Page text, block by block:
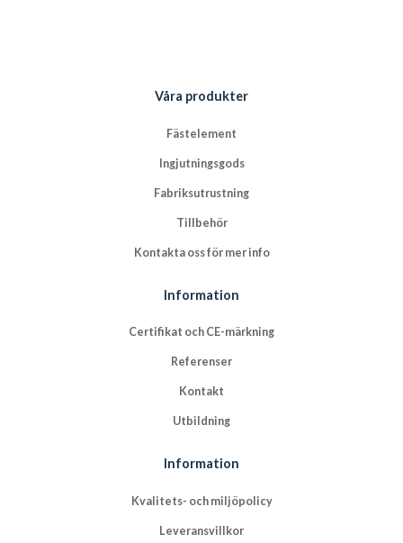
Våra produkter
Fästelement
Ingjutningsgods
Fabriksutrustning
Tillbehör
Kontakta oss för mer info
Information
Certifikat och CE-märkning
Referenser
Kontakt
Utbildning
Information
Kvalitets- och miljöpolicy
Leveransvillkor